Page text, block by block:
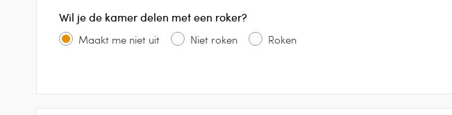
Wil je de kamer delen met een roker?
Maakt me niet uit Niet roken Roken